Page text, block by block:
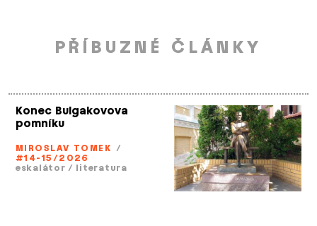
PŘÍBUZNÉ ČLÁNKY
Konec Bulgakovova
pomníku
MIROSLAV TOMEK /
#14-15/2026
eskalátor / literatura